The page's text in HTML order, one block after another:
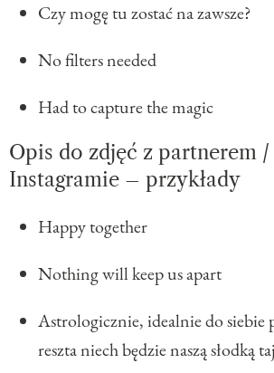
Czy mogę tu zostać na zawsze?
No filters needed
Had to capture the magic
Opis do zdjęć z partnerem
Instagramie – przykłady
Happy together
Nothing will keep us apart
Astrologicznie, idealnie do siebie
reszta niech będzie naszą słodką